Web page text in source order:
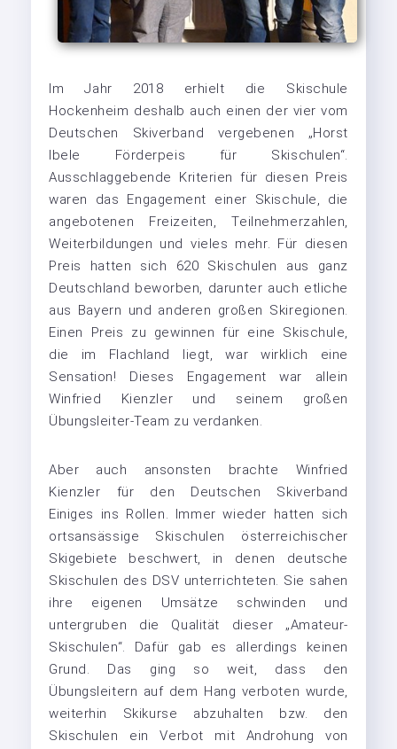
Im Jahr 2018 erhielt die Skischule
Hockenheim deshalb auch einen der vier vom
Deutschen Skiverband vergebenen „Horst
Ibele Förderpeis für Skischulen“.
Ausschlaggebende Kriterien für diesen Preis
waren das Engagement einer Skischule, die
angebotenen Freizeiten, Teilnehmerzahlen,
Weiterbildungen und vieles mehr. Für diesen
Preis hatten sich 620 Skischulen aus ganz
Deutschland beworben, darunter auch etliche
aus Bayern und anderen großen Skiregionen.
Einen Preis zu gewinnen für eine Skischule,
die im Flachland liegt, war wirklich eine
Sensation! Dieses Engagement war allein
Winfried Kienzler und seinem großen
Übungsleiter-Team zu verdanken.
Aber auch ansonsten brachte Winfried
Kienzler für den Deutschen Skiverband
Einiges ins Rollen. Immer wieder hatten sich
ortsansässige Skischulen österreichischer
Skigebiete beschwert, in denen deutsche
Skischulen des DSV unterrichteten. Sie sahen
ihre eigenen Umsätze schwinden und
untergruben die Qualität dieser „Amateur-
Skischulen“. Dafür gab es allerdings keinen
Grund. Das ging so weit, dass den
Übungsleitern auf dem Hang verboten wurde,
weiterhin Skikurse abzuhalten bzw. den
Skischulen ein Verbot mit Androhung von